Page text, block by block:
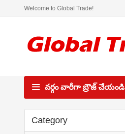
Welcome to Global Trade!
వర్గం వారీగా బ్రౌజ్ చేయండి
Category